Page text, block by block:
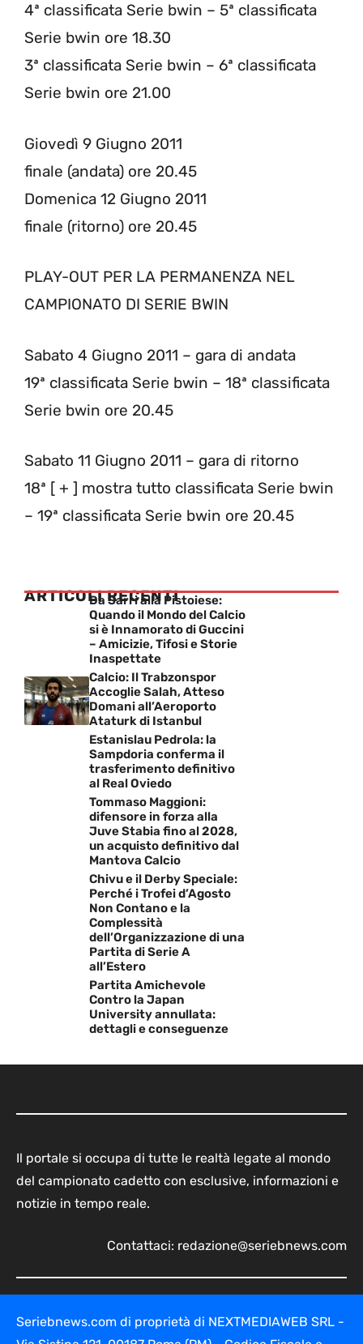
4ª classificata Serie bwin – 5ª classificata
Serie bwin ore 18.30
3ª classificata Serie bwin – 6ª classificata
Serie bwin ore 21.00
Giovedì 9 Giugno 2011
finale (andata) ore 20.45
Domenica 12 Giugno 2011
finale (ritorno) ore 20.45
PLAY-OUT PER LA PERMANENZA NEL
CAMPIONATO DI SERIE BWIN
Sabato 4 Giugno 2011 – gara di andata
19ª classificata Serie bwin – 18ª classificata
Serie bwin ore 20.45
Sabato 11 Giugno 2011 – gara di ritorno
18ª [ + ] mostra tutto classificata Serie bwin
– 19ª classificata Serie bwin ore 20.45
ARTICOLI RECENTI
Da Sarri alla Pistoiese:
Quando il Mondo del Calcio
si è Innamorato di Guccini
– Amicizie, Tifosi e Storie
Inaspettate
Calcio: Il Trabzonspor
Accoglie Salah, Atteso
Domani all’Aeroporto
Ataturk di Istanbul
Estanislau Pedrola: la
Sampdoria conferma il
trasferimento definitivo
al Real Oviedo
Tommaso Maggioni:
difensore in forza alla
Juve Stabia fino al 2028,
un acquisto definitivo dal
Mantova Calcio
Chivu e il Derby Speciale:
Perché i Trofei d’Agosto
Non Contano e la
Complessità
dell’Organizzazione di una
Partita di Serie A
all’Estero
Partita Amichevole
Contro la Japan
University annullata:
dettagli e conseguenze
Il portale si occupa di tutte le realtà legate al mondo
del campionato cadetto con esclusive, informazioni e
notizie in tempo reale.
Contattaci: redazione@seriebnews.com
Seriebnews.com di proprietà di NEXTMEDIAWEB SRL -